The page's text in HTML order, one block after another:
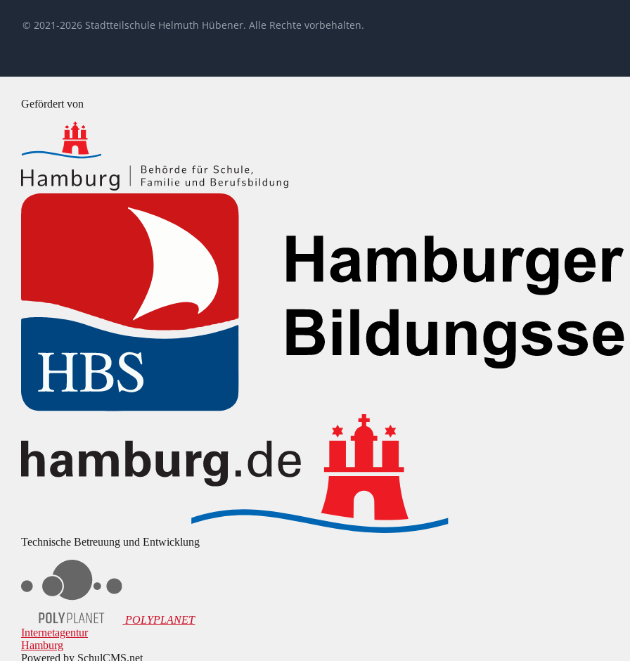
© 2021-2026 Stadtteilschule Helmuth Hübener. Alle Rechte vorbehalten.
Gefördert von
Technische Betreuung und Entwicklung
POLYPLANET
Internetagentur
Hamburg
Powered by SchulCMS.net